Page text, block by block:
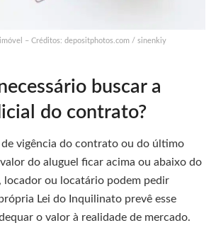
– Créditos: depositphotos.com / sinenkiy
buscar a
do contrato?
de vigência do contrato ou do último
do aluguel ficar acima ou abaixo do
locador ou locatário podem pedir
Lei do Inquilinato prevê esse
o valor à realidade de mercado.